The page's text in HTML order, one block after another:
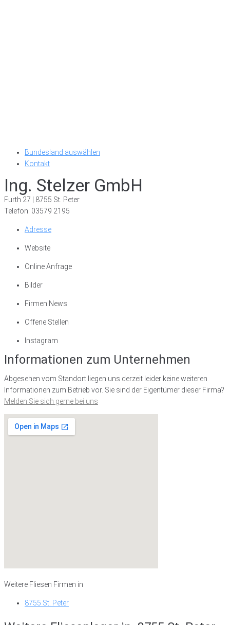
Bundesland auswählen
Kontakt
Ing. Stelzer GmbH
Furth 27 | 8755 St. Peter
Telefon: 03579 2195
Adresse
Website
Online Anfrage
Bilder
Firmen News
Offene Stellen
Instagram
Informationen zum Unternehmen
Abgesehen vom Standort liegen uns derzeit leider keine weiteren
Informationen zum Betrieb vor. Sie sind der Eigentümer dieser Firma?
Melden Sie sich gerne bei uns
Weitere Fliesen Firmen in
8755 St. Peter